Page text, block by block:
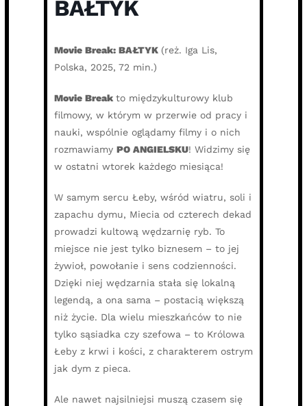
BAŁTYK
Movie Break: BAŁTYK (reż. Iga Lis,
Polska, 2025, 72 min.)
Movie Break to międzykulturowy klub
filmowy, w którym w przerwie od pracy i
nauki, wspólnie oglądamy filmy i o nich
rozmawiamy PO ANGIELSKU! Widzimy się
w ostatni wtorek każdego miesiąca!
W samym sercu Łeby, wśród wiatru, soli i
zapachu dymu, Miecia od czterech dekad
prowadzi kultową wędzarnię ryb. To
miejsce nie jest tylko biznesem – to jej
żywioł, powołanie i sens codzienności.
Dzięki niej wędzarnia stała się lokalną
legendą, a ona sama – postacią większą
niż życie. Dla wielu mieszkańców to nie
tylko sąsiadka czy szefowa – to Królowa
Łeby z krwi i kości, z charakterem ostrym
jak dym z pieca.
Ale nawet najsilniejsi muszą czasem się